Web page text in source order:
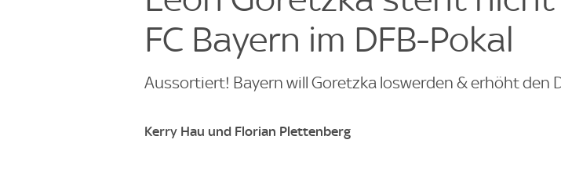
FC Bayern im DFB-Pokal
Aussortiert! Bayern will Goretzka loswerden & erhöht den
Kerry Hau und Florian Plettenberg